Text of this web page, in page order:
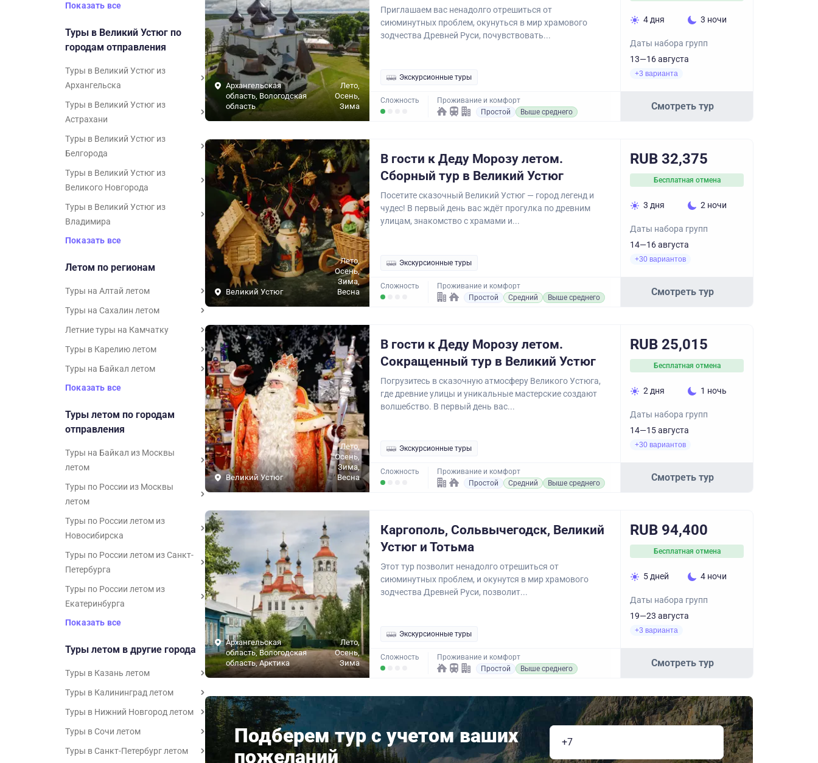
Показать все
Туры в Великий Устюг по
городам отправления
Туры в Великий Устюг из
Архангельска
Туры в Великий Устюг из
Астрахани
Туры в Великий Устюг из
Белгорода
Туры в Великий Устюг из
Великого Новгорода
Туры в Великий Устюг из
Владимира
Показать все
Летом по регионам
Туры на Алтай летом
Туры на Сахалин летом
Летние туры на Камчатку
Туры в Карелию летом
Туры на Байкал летом
Показать все
Туры летом по городам
отправления
Туры на Байкал из Москвы
летом
Туры по России из Москвы
летом
Туры по России летом из
Новосибирска
Туры по России летом из Санкт-
Петербурга
Туры по России летом из
Екатеринбурга
Показать все
Туры летом в другие города
Туры в Казань летом
Туры в Калининград летом
Туры в Нижний Новгород летом
Туры в Сочи летом
Туры в Санкт-Петербург летом
Архангельская
область, Вологодская
область
Лето,
Осень,
Зима
Приглашаем вас ненадолго отрешиться от
сиюминутных проблем, окунуться в мир храмового
зодчества Древней Руси, почувствовать...
Экскурсионные туры
Сложность
Проживание и комфорт
Простой
Выше среднего
4 дня 3 ночи
Даты набора групп
13—16 августа
+3 варианта
Смотреть тур
Великий Устюг
Лето,
Осень,
Зима,
Весна
В гости к Деду Морозу летом.
Сборный тур в Великий Устюг
Посетите сказочный Великий Устюг — город легенд и
чудес! В первый день вас ждёт прогулка по древним
улицам, знакомство с храмами и...
Экскурсионные туры
Сложность
Проживание и комфорт
Простой
Средний Выше среднего
RUB 32,375
Бесплатная отмена
3 дня 2 ночи
Даты набора групп
14—16 августа
+30 вариантов
Смотреть тур
Великий Устюг
Лето,
Осень,
Зима,
Весна
В гости к Деду Морозу летом.
Сокращенный тур в Великий Устюг
Погрузитесь в сказочную атмосферу Великого Устюга,
где древние улицы и уникальные мастерские создают
волшебство. В первый день вас...
Экскурсионные туры
Сложность
Проживание и комфорт
Простой
Средний Выше среднего
RUB 25,015
Бесплатная отмена
2 дня 1 ночь
Даты набора групп
14—15 августа
+30 вариантов
Смотреть тур
Архангельская
область, Вологодская
область, Арктика
Лето,
Осень,
Зима
Каргополь, Сольвычегодск, Великий
Устюг и Тотьма
Этот тур позволит ненадолго отрешиться от
сиюминутных проблем, и окунутся в мир храмового
зодчества Древней Руси, позволит...
Экскурсионные туры
Сложность
Проживание и комфорт
Простой
Выше среднего
RUB 94,400
Бесплатная отмена
5 дней 4 ночи
Даты набора групп
19—23 августа
+3 варианта
Смотреть тур
Подберем тур с учетом ваших
пожеланий